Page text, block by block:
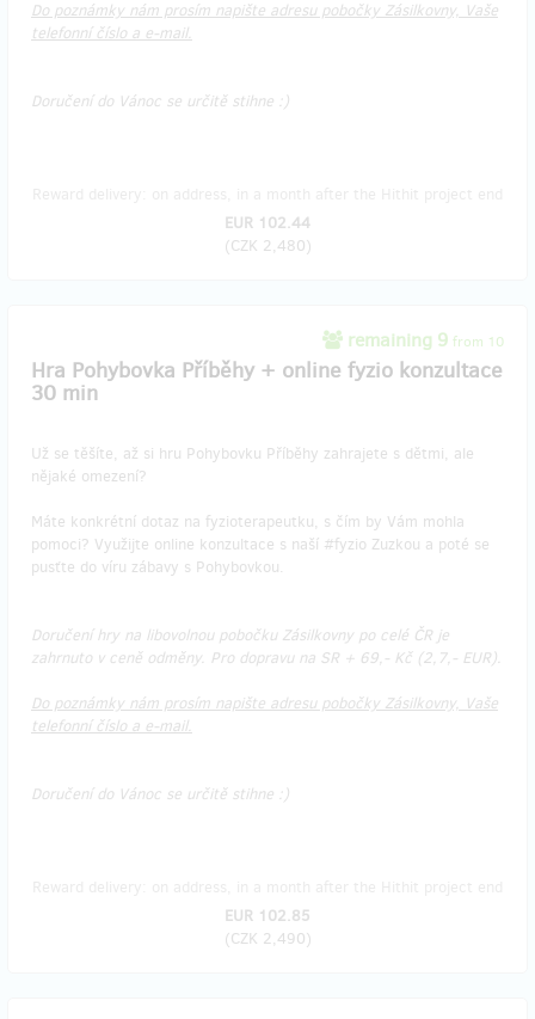
Do poznámky nám prosím napište adresu pobočky Zásilkovny, Vaše
telefonní číslo a e-mail.
Doručení do Vánoc se určitě stihne :)
EUR 102.44
(CZK 2,480)
remaining 9 from 10
Hra Pohybovka Příběhy + online fyzio konzultace
30 min
Už se těšíte, až si hru Pohybovku Příběhy zahrajete s dětmi, ale
nějaké omezení?
Máte konkrétní dotaz na fyzioterapeutku, s čím by Vám mohla
pomoci? Využijte online konzultace s naší #fyzio Zuzkou a poté se
pusťte do víru zábavy s Pohybovkou.
Doručení hry na libovolnou pobočku Zásilkovny po celé ČR je
zahrnuto v ceně odměny. Pro dopravu na SR + 69,- Kč (2,7,- EUR).
Do poznámky nám prosím napište adresu pobočky Zásilkovny, Vaše
telefonní číslo a e-mail.
Doručení do Vánoc se určitě stihne :)
EUR 102.85
(CZK 2,490)